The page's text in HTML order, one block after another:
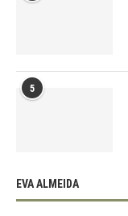
5
EVA ALMEIDA